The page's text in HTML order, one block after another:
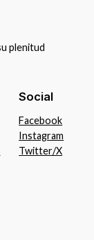
plenitud
Social
Facebook
Instagram
Twitter/X